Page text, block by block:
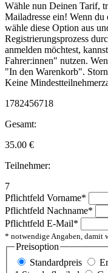
Wähle nun Deinen Tarif,
Mailadresse ein! Wenn du
wähle diese Option aus
Registrierungsprozess
anmelden möchtest,
Fahrer:innen" nutzen.
"In den Warenkorb".
Keine
1782456718
Gesamt:
35.00 €
Teilnehmer:
7
Pflichtfeld Vorname*
Pflichtfeld Nachname*
Pflichtfeld E-Mail*
* notwendige Angaben, damit
Preisoption
Standardpreis